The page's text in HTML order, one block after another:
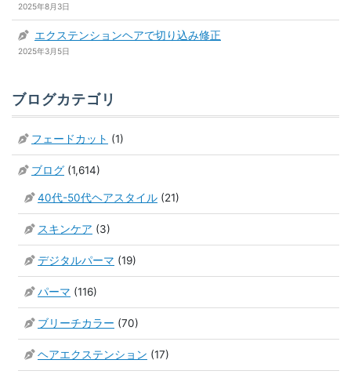
2025年8月3日
エクステンションヘアで切り込み修正
2025年3月5日
ブログカテゴリ
フェードカット (1)
ブログ (1,614)
40代-50代ヘアスタイル (21)
スキンケア (3)
デジタルパーマ (19)
パーマ (116)
ブリーチカラー (70)
ヘアエクステンション (17)